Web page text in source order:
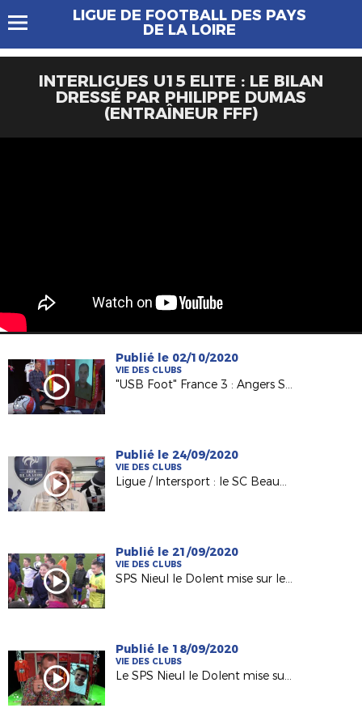
LIGUE DE FOOTBALL DES PAYS
DE LA LOIRE
INTERLIGUES U15 ELITE : LE BILAN
DRESSÉ PAR PHILIPPE DUMAS
(ENTRAÎNEUR FFF)
Publié le 02/10/2020
VIE DES CLUBS
"USB Foot" France 3 : Angers SCO et la Coupe de France à l'honneur
Publié le 24/09/2020
VIE DES CLUBS
Ligue / Intersport : le SC Beaucouzé du Président Pascal Labbé récompensé
Publié le 21/09/2020
VIE DES CLUBS
SPS Nieul le Dolent mise sur le Programme Educatif Fédéral
Publié le 18/09/2020
VIE DES CLUBS
Le SPS Nieul le Dolent mise sur le PEF !